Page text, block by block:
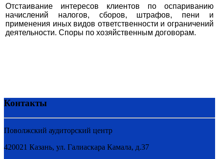
Отстаивание интересов клиентов по оспариванию
начислений налогов, сборов, штрафов, пени и
применения иных видов ответственности и ограничений
деятельности. Споры по хозяйственным договорам.
Контакты
Поволжский аудиторский центр
420021 Казань, ул. Галиаскара Камала, д.37